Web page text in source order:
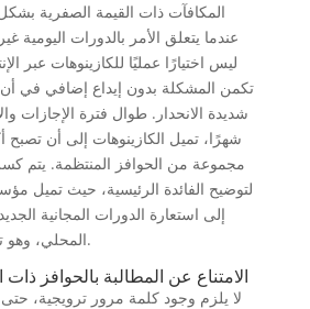
المكافآت ذات القيمة الصفرية
عندما يتعلق الأمر بالدورات اليومية
ليس اختيارًا عمليًا للكازينوهات عبر
تكمن المشكلة بدون إيداع إضافي في
شديدة الانحدار.
شهرًا، تميل الكازينوهات إلى أن
مجموعة من الحوافز المنتظمة. يتم
لتوضيح الفائدة الرئيسية، حيث تميل
إلى استعارة الدورات المجانية
المحلي، وهو تعريف يمكنك البدء به.
الامتناع عن المطالبة بالحوافز
لا يلزم وجود كلمة مرور ترويجية،